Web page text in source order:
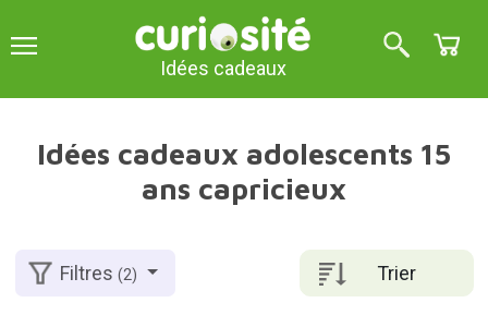
Idées cadeaux
Idées cadeaux adolescents 15
ans capricieux
Trier
Filtres(2)